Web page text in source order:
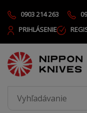
0903 214 263
PRIHLÁSENIE